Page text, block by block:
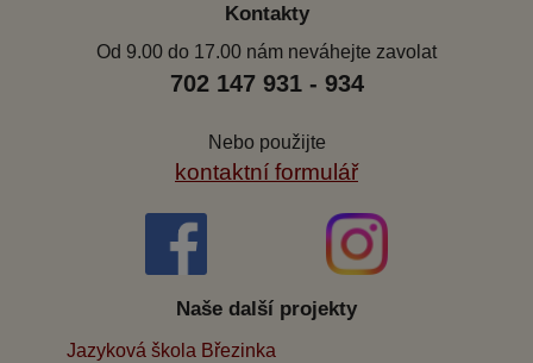
Kontakty
Od 9.00 do 17.00 nám neváhejte zavolat
702 147 931 - 934
Nebo použijte
kontaktní formulář
Naše další projekty
Jazyková škola Březinka